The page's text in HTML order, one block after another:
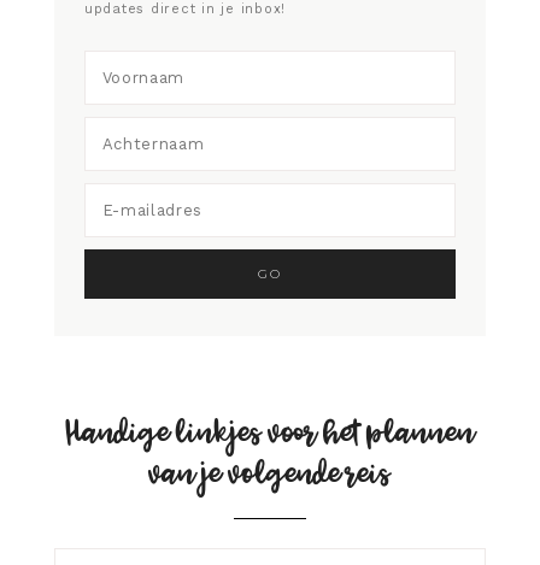
updates direct in je inbox!
Handige linkjes voor het plannen
van je volgende reis